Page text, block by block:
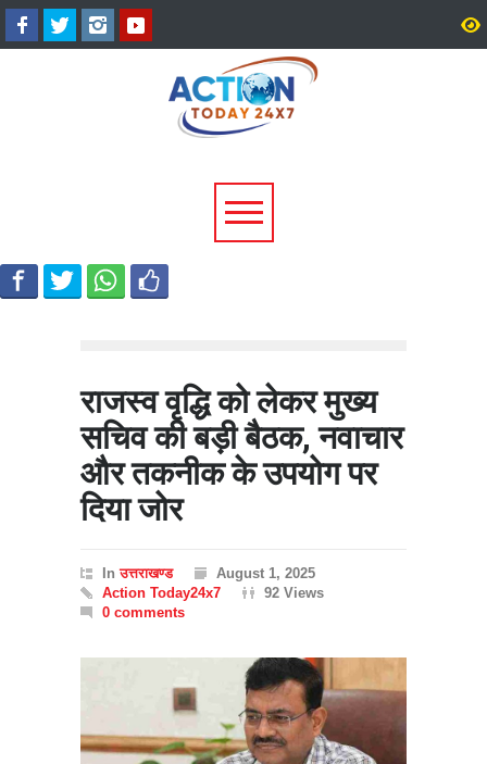
श्रीनगर में किराये के कमरे में मिला
बीए छात्र का शव, आत्महत्या की
आशंका; पुलिस जांच में जुटी
राजस्व वृद्धि को लेकर मुख्य
सचिव की बड़ी बैठक, नवाचार
और तकनीक के उपयोग पर
दिया जोर
Inउत्तराखण्ड
August 1, 2025
Action Today24x7
92 Views
0 comments